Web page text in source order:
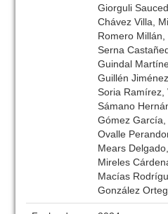
Giorguli
Chávez Villa,
Romero Millán,
Serna
Guindal
Guillén
Soria Ramírez,
Sámano
Gómez
Ovalle
Mears
Mireles
Macías
González